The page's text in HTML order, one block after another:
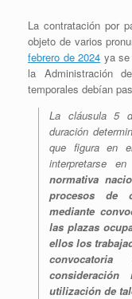
La contratación por
objeto de varios
febrero de 2024 ya
la Administración
temporales debían
La cláusula 5
duración
que figura en
interpretarse
normativa
procesos de
mediante
las plazas
ellos los
utilización de